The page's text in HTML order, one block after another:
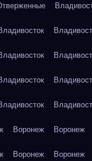
Воронеж Воронеж
Воронеж Воронеж